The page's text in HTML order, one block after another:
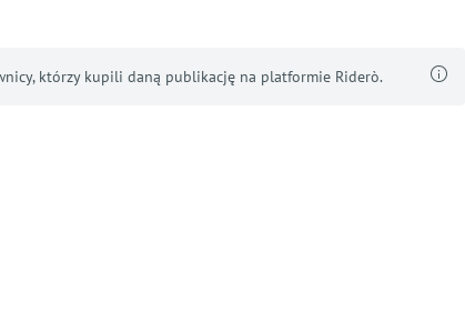
którzy kupili daną publikację na platformie Riderò.